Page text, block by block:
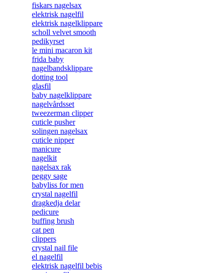
fiskars nagelsax
elektrisk nagelfil
elektrisk nagelklippare
scholl velvet smooth
pedikyrset
le mini macaron kit
frida baby
nagelbandsklippare
dotting tool
glasfil
baby nagelklippare
nagelvårdsset
tweezerman clipper
cuticle pusher
solingen nagelsax
cuticle nipper
manicure
nagelkit
nagelsax rak
peggy sage
babyliss for men
crystal nagelfil
dragkedja delar
pedicure
buffing brush
cat pen
clippers
crystal nail file
el nagelfil
elektrisk nagelfil bebis